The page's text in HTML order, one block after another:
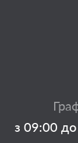
з 09:00